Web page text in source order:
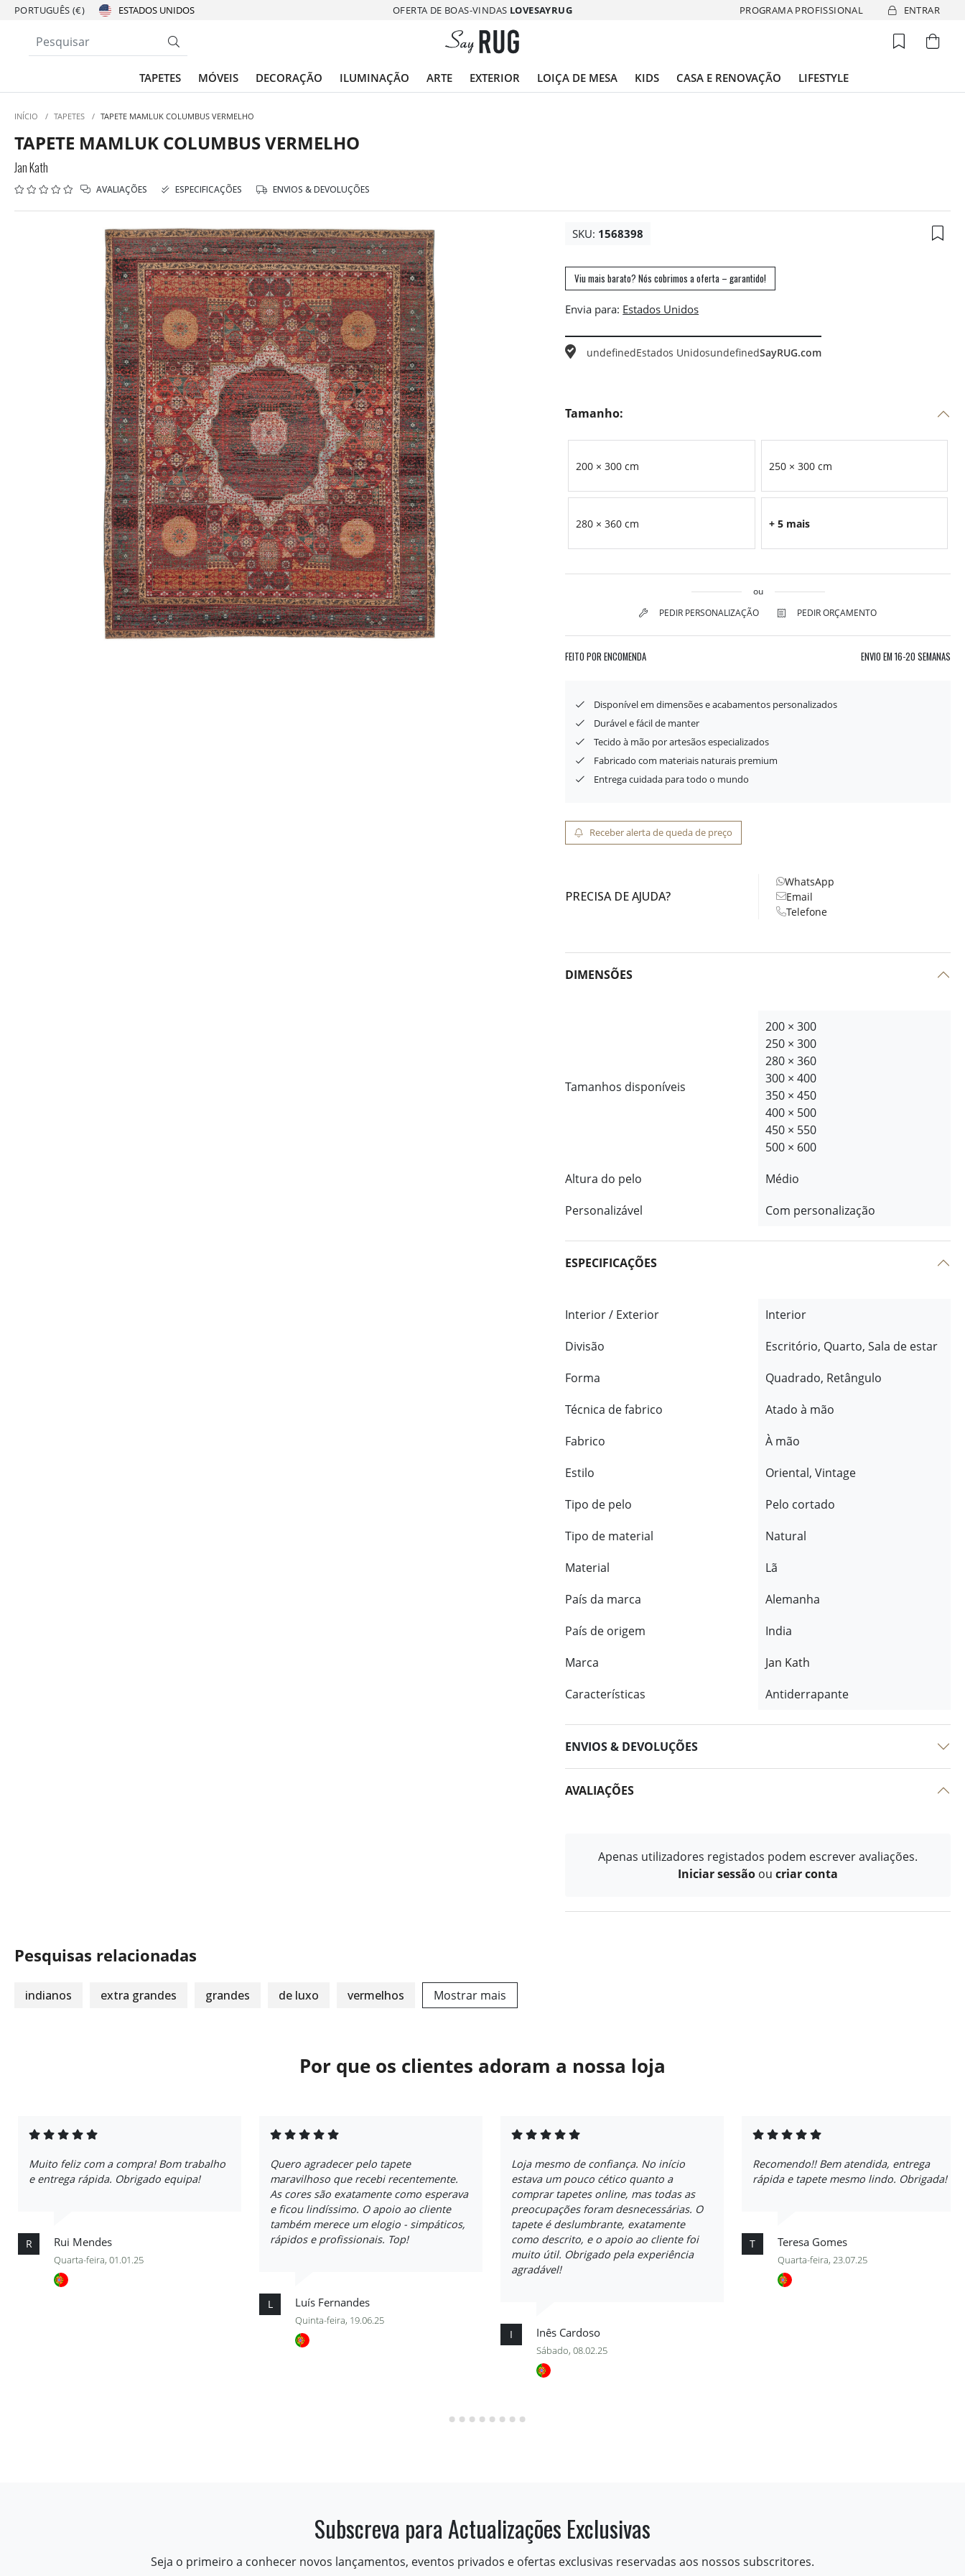
PORTUGUÊS (€) OFERTA DE BOAS-VINDAS LOVESAYRUG PROGRAMA PROFISSIONAL ENTRAR
TAPETES MÓVEIS DECORAÇÃO ILUMINAÇÃO ARTE EXTERIOR LOIÇA DE MESA KIDS CASA E RENOVAÇÃO LIFESTYLE
INÍCIO / TAPETES / TAPETE MAMLUK COLUMBUS VERMELHO
TAPETE MAMLUK COLUMBUS VERMELHO
Jan Kath
AVALIAÇÕES ESPECIFICAÇÕES ENVIOS & DEVOLUÇÕES
SKU: 1568398
Viu mais barato? Nós cobrimos a oferta – garantido!
Envia para:
undefinedEstados UnidosundefinedSayRUG.com
Tamanho:
200 × 300 cm 250 × 300 cm
280 × 360 cm + 5 mais
ou
PEDIR PERSONALIZAÇÃO
PEDIR ORÇAMENTO
FEITO POR ENCOMENDA ENVIO EM 16-20 SEMANAS
Disponível em dimensões e acabamentos personalizados
Durável e fácil de manter
Tecido à mão por artesãos especializados
Fabricado com materiais naturais premium
Entrega cuidada para todo o mundo
Receber alerta de queda de preço
PRECISA DE AJUDA?
WhatsApp
Email
Telefone
DIMENSÕES
Tamanhos disponíveis
200 × 300
250 × 300
280 × 360
300 × 400
350 × 450
400 × 500
450 × 550
500 × 600
Altura do pelo
Médio
Personalizável
Com personalização
ESPECIFICAÇÕES
Interior / Exterior
Interior
Divisão
Escritório, Quarto, Sala de estar
Forma
Quadrado, Retângulo
Técnica de fabrico
Atado à mão
Fabrico
À mão
Estilo
Oriental, Vintage
Tipo de pelo
Pelo cortado
Tipo de material
Natural
Material
Lã
País da marca
Alemanha
País de origem
India
Marca
Jan Kath
Características
Antiderrapante
ENVIOS & DEVOLUÇÕES
AVALIAÇÕES
Apenas utilizadores registados podem escrever avaliações.
Iniciar sessão ou criar conta
Pesquisas relacionadas
indianos extra grandes grandes de luxo vermelhos Mostrar mais
Por que os clientes adoram a nossa loja
Muito feliz com a compra! Bom trabalho
e entrega rápida. Obrigado equipa!
R Rui Mendes
Quarta-feira, 01.01.25
Quero agradecer pelo tapete
maravilhoso que recebi recentemente.
As cores são exatamente como esperava
e ficou lindíssimo. O apoio ao cliente
também merece um elogio - simpáticos,
rápidos e profissionais. Top!
L Luís Fernandes
Quinta-feira, 19.06.25
Loja mesmo de confiança. No início
estava um pouco cético quanto a
comprar tapetes online, mas todas as
preocupações foram desnecessárias. O
tapete é deslumbrante, exatamente
como descrito, e o apoio ao cliente foi
muito útil. Obrigado pela experiência
agradável!
I Inês Cardoso
Sábado, 08.02.25
Recomendo!! Bem atendida, entrega
rápida e tapete mesmo lindo. Obrigada!
T Teresa Gomes
Quarta-feira, 23.07.25
Subscreva para Actualizações Exclusivas
Seja o primeiro a conhecer novos lançamentos, eventos privados e ofertas exclusivas reservadas aos nossos subscritores.